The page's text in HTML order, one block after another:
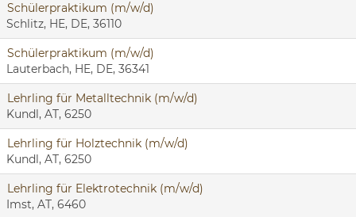
Schülerpraktikum (m/w/d)
Schlitz, HE, DE, 36110
Schülerpraktikum (m/w/d)
Lauterbach, HE, DE, 36341
Lehrling für Metalltechnik (m/w/d)
Kundl, AT, 6250
Lehrling für Holztechnik (m/w/d)
Kundl, AT, 6250
Lehrling für Elektrotechnik (m/w/d)
Imst, AT, 6460